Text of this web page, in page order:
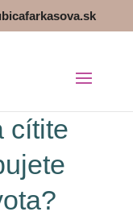
cítite